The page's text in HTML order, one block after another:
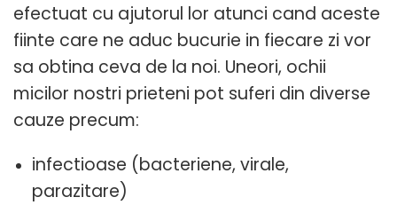
efectuat cu ajutorul lor atunci cand aceste
fiinte care ne aduc bucurie in fiecare zi vor
sa obtina ceva de la noi. Uneori, ochii
micilor nostri prieteni pot suferi din diverse
cauze precum:
infectioase (bacteriene, virale,
parazitare)